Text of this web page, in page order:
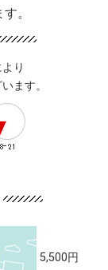
。
り
ます。
5,500円